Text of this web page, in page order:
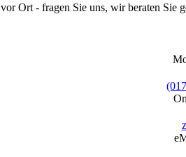
vor Ort - fragen Sie uns, wir beraten Sie